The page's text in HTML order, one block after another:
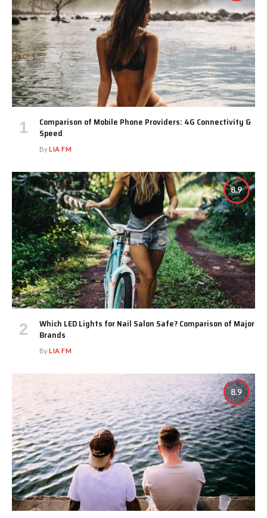
Comparison of Mobile Phone Providers: 4G Connectivity &
Speed
ByLIA FM
8.9
Which LED Lights for Nail Salon Safe? Comparison of Major
Brands
ByLIA FM
8.9